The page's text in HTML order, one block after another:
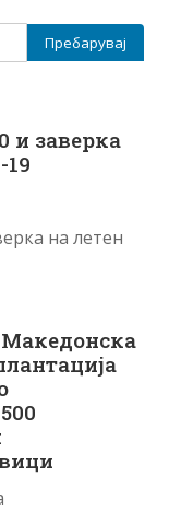
и заверка
19
на летен
Македонска